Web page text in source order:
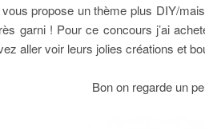
propose un thème plus DIY/
garni ! Pour ce concours j’ai
aller voir leurs jolies créations et
Bon on regarde un